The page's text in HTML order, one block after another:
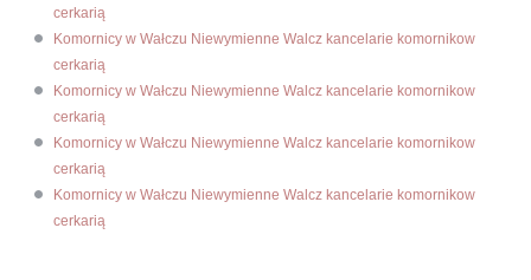
cerkarią
Komornicy w Wałczu Niewymienne Walcz kancelarie komornikow
cerkarią
Komornicy w Wałczu Niewymienne Walcz kancelarie komornikow
cerkarią
Komornicy w Wałczu Niewymienne Walcz kancelarie komornikow
cerkarią
Komornicy w Wałczu Niewymienne Walcz kancelarie komornikow
cerkarią